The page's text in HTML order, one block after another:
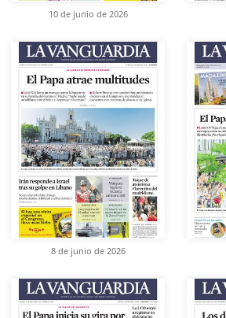
10 de junio de 2026
8 de junio de 2026